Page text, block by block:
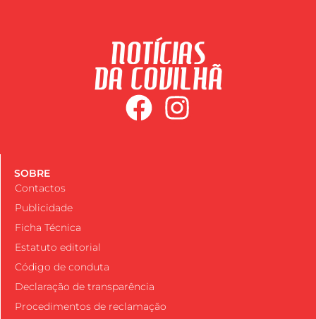
SOBRE
Contactos
Publicidade
Ficha Técnica
Estatuto editorial
Código de conduta
Declaração de transparência
Procedimentos de reclamação